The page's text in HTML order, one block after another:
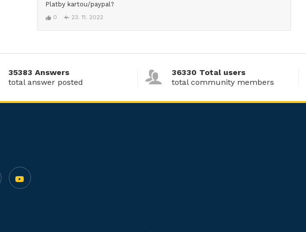
Platby kartou/paypal?
0 23. 11. 2022
35383 Answers
total answer posted
36330 Total users
total community members